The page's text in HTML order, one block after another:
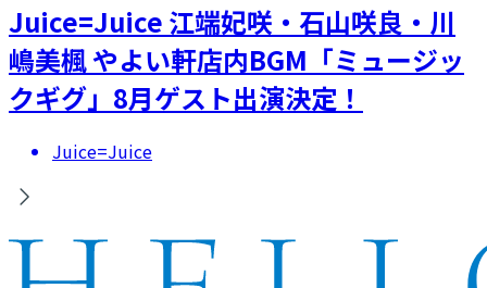
Juice=Juice 江端妃咲・石山咲良・川
嶋美楓 やよい軒店内BGM「ミュージッ
クギグ」8月ゲスト出演決定！
Juice=Juice